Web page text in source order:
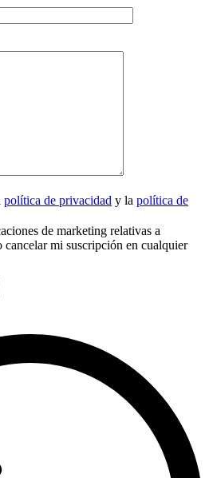
política de privacidad y la política de
de marketing relativas a
mi suscripción en cualquier